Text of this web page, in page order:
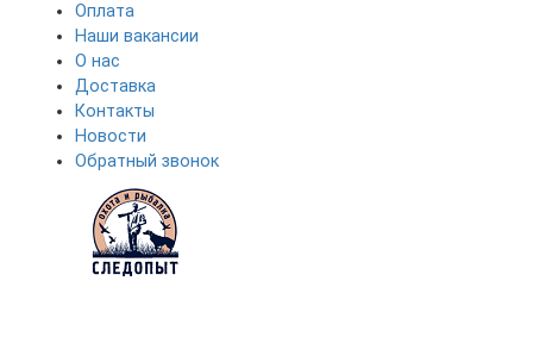
Оплата
Наши вакансии
О нас
Доставка
Контакты
Новости
Обратный звонок